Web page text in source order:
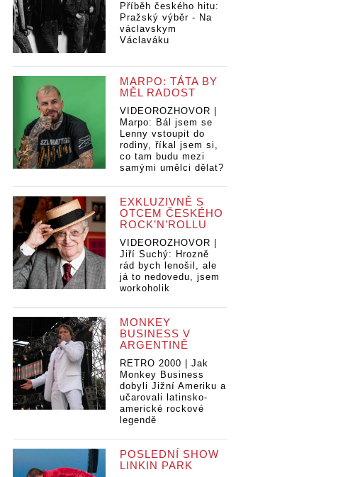
Příběh českého hitu:
Pražský výběr - Na
václavskym
Václaváku
MARPO: TÁTA BY
MĚL RADOST
VIDEOROZHOVOR |
Marpo: Bál jsem se
Lenny vstoupit do
rodiny, říkal jsem si,
co tam budu mezi
samými umělci dělat?
EXKLUZIVNĚ S
OTCEM ČESKÉHO
ROCK’N’ROLLU
VIDEOROZHOVOR |
Jiří Suchý: Hrozně
rád bych lenošil, ale
já to nedovedu, jsem
workoholik
MONKEY
BUSINESS V
ARGENTINĚ
RETRO 2000 | Jak
Monkey Business
dobyli Jižní Ameriku a
učarovali latinsko-
americké rockové
legendě
POSLEDNÍ SHOW
LINKIN PARK